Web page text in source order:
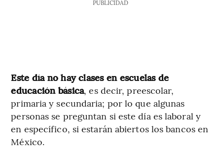
PUBLICIDAD
Este día no hay clases en escuelas de
educación básica, es decir, preescolar,
primaria y secundaria; por lo que algunas
personas se preguntan si este día es laboral y
en específico, si estarán abiertos los bancos en
México.